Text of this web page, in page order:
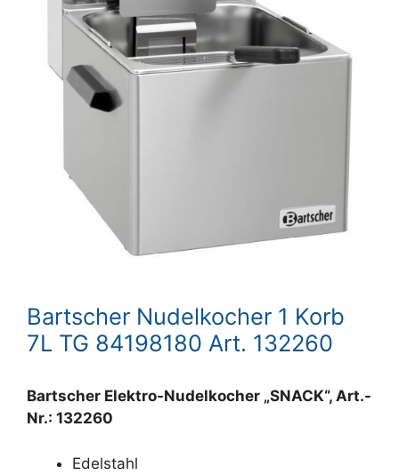
Bartscher Nudelkocher 1 Korb
7L TG 84198180 Art. 132260
Bartscher Elektro-Nudelkocher „SNACK“, Art.-
Nr.: 132260
Edelstahl